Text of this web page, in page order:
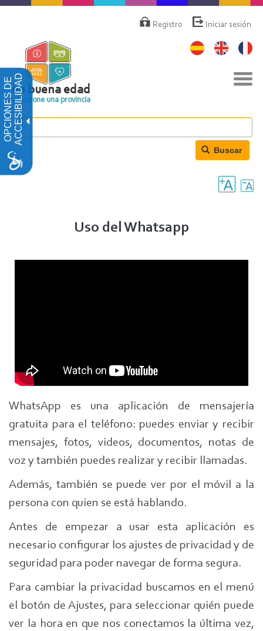
OPCIONES DEACCESIBILIDAD
Pasar
contenido
principal
deRegistro Iniciar sesión
en buena edad
Seleccione una provincia
Buscar
Uso del Whatsapp
WhatsApp es una aplicación de mensajería
gratuita para el teléfono: puedes enviar y recibir
mensajes, fotos, videos, documentos, notas de
voz y también puedes realizar y recibir llamadas.
Además, también se puede ver por el móvil a la
persona con quien se está hablando.
Antes de empezar a usar esta aplicación es
necesario configurar los ajustes de privacidad y de
seguridad para poder navegar de forma segura.
Para cambiar la privacidad buscamos en el menú
el botón de Ajustes, para seleccionar quién puede
ver la hora en que nos conectamos la última vez,